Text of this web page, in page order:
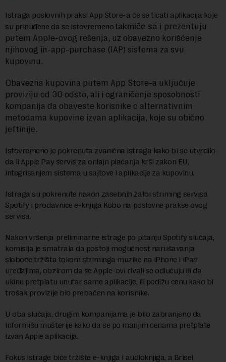
Istraga poslovnih praksi App Store-a će se ticati aplikacija koje
su prinuđene da se istovremeno takmiče sa i prezentuju
putem Apple-ovog rešenja, uz obavezno korišćenje
njihovog in-app-purchase (IAP) sistema za svu
kupovinu.
Obavezna kupovina putem App Store-a uključuje
proviziju od 30 odsto, ali i ograničenje sposobnosti
kompanija da obaveste korisnike o alternativnim
metodama kupovine izvan aplikacija, koje su obično
jeftinije.
Istovremeno je pokrenuta zvanična istraga kako bi se utvrdilo
da li Apple Pay servis za onlajn plaćanja krši zakon EU,
integrisanjem sistema u sajtove i aplikacije za kupovinu.
Istraga su pokrenute nakon zasebnih žalbi striming servisa
Spotify i prodavnice e-knjiga Kobo na poslovne prakse ovog
servisa.
Nakon vršenja preliminarne istrage po pitanju Spotify slučaja,
komisija je smatrala da postoji mogućnost narušavanja
slobode tržišta tokom striminga muzike na iPhone i iPad
uređajima, obzirom da se Apple-ovi rivali se odlučuju ili da
ukinu pretplatu unutar same aplikacije, ili podižu cenu kako bi
trošak provizije bio prebačen na korisnike.
U oba slučaja, drugim kompanijama je bilo zabranjeno da
informišu mušterije kako da se po manjim cenama pretplate
izvan Apple aplikacija.
Fokus istrage biće tržište e-knjiga i audioknjiga, a Brisel